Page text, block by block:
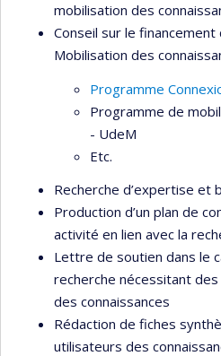
mobilisation des
Conseil sur le
Mobilisation des
Programme
Programme de
- UdeM
Etc.
Recherche d’expertise et
Production d’un plan de
activité en lien avec la
Lettre de soutien dans le
recherche nécessitant
des connaissances
Rédaction de fiches
utilisateurs des